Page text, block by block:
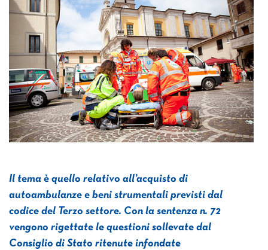
Il tema è quello relativo all’acquisto di
autoambulanze e beni strumentali previsti dal
codice del Terzo settore. Con la sentenza n. 72
vengono rigettate le questioni sollevate dal
Consiglio di Stato ritenute infondate